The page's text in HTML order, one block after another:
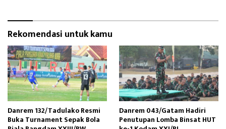
Rekomendasi untuk kamu
Danrem 132/Tadulako Resmi
Buka Turnament Sepak Bola
Danrem 043/Gatam Hadiri
Penutupan Lomba Binsat HUT